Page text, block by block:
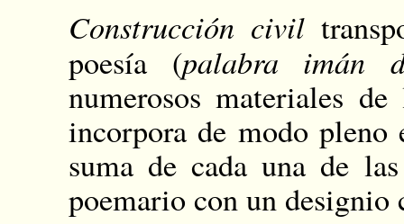
Construcción civil
poesía (palabra imán
numerosos materiales
incorpora de modo pleno
suma de cada una de
poemario con un designio